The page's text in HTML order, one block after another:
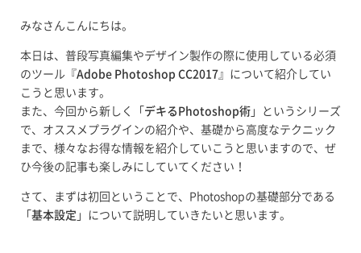
みなさんこんにちは。
本日は、普段写真編集やデザイン製作の際に使用している必須
のツール『Adobe Photoshop CC2017 』について紹介してい
こうと思います。
また、今回から新しく「 デキるPhotoshop術 」というシリーズ
で、オススメプラグインの紹介や、基礎から高度なテクニック
まで、様々なお得な情報を紹介していこうと思いますので、ぜ
ひ今後の記事も楽しみにしていてください！
さて、まずは初回ということで、Photoshopの基礎部分である
「 基本設定 」について説明していきたいと思います。